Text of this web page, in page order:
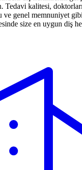
Tedavi kalitesi,
genel memnuniyet
size en uygun diş